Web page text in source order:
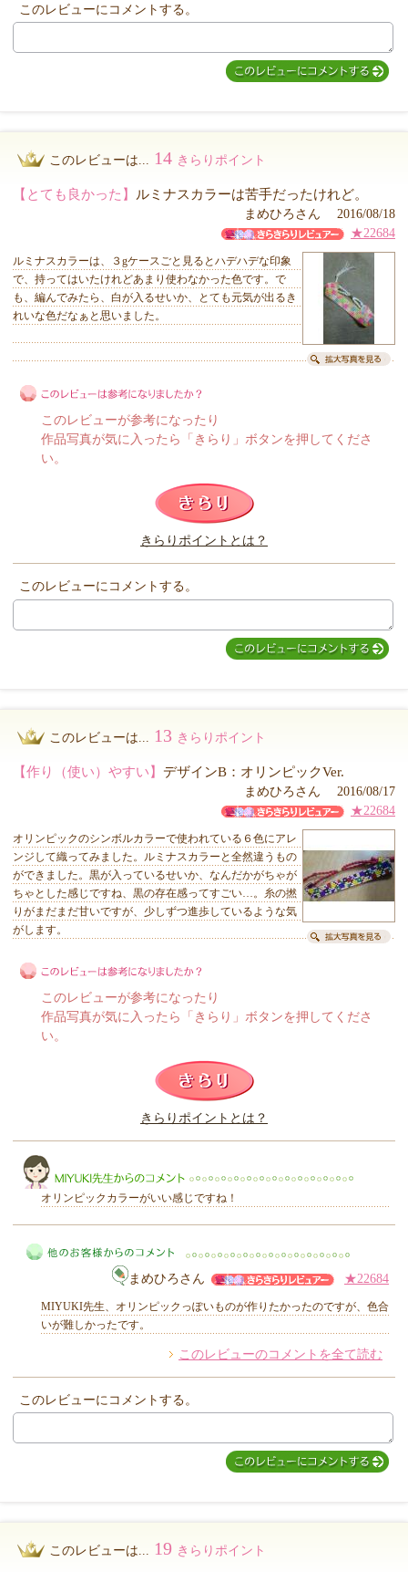
他のお客様からのコメント
このレビューにコメントする。
このレビューは... 14 きらりポイント
【とても良かった】 ルミナスカラーは苦手だったけれど。
まめひろさん 2016/08/18
★22684
ルミナスカラーは、３gケースごと見るとハデハデな印象
で、持ってはいたけれどあまり使わなかった色です。で
も、編んでみたら、白が入るせいか、とても元気が出るき
れいな色だなぁと思いました。
このレビューは参考になりましたか？
このレビューが参考になったり
作品写真が気に入ったら「きらり」ボタンを押してくださ
い。
きらりポイントとは？
このレビューにコメントする。
このレビューは... 13 きらりポイント
【作り（使い）やすい】 デザインB：オリンピックVer.
まめひろさん 2016/08/17
★22684
オリンピックのシンボルカラーで使われている６色にアレ
ンジして織ってみました。ルミナスカラーと全然違うもの
ができました。黒が入っているせいか、なんだかがちゃが
ちゃとした感じですね、黒の存在感ってすごい…。糸の撚
りがまだまだ甘いですが、少しずつ進歩しているような気
がします。
このレビューは参考になりましたか？
このレビューが参考になったり
作品写真が気に入ったら「きらり」ボタンを押してくださ
い。
きらりポイントとは？
オリンピックカラーがいい感じですね！
他のお客様からのコメント
まめひろさん ★22684
MIYUKI先生、オリンピックっぽいものが作りたかったのですが、色合
いが難しかったです。
このレビューのコメントを全て読む
このレビューにコメントする。
このレビューは... 19 きらりポイント